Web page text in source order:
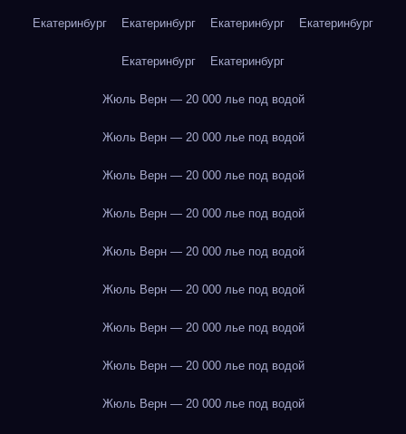
Екатеринбург Екатеринбург Екатеринбург Екатеринбург
Екатеринбург Екатеринбург
Жюль Верн — 20 000 лье под водой
Жюль Верн — 20 000 лье под водой
Жюль Верн — 20 000 лье под водой
Жюль Верн — 20 000 лье под водой
Жюль Верн — 20 000 лье под водой
Жюль Верн — 20 000 лье под водой
Жюль Верн — 20 000 лье под водой
Жюль Верн — 20 000 лье под водой
Жюль Верн — 20 000 лье под водой